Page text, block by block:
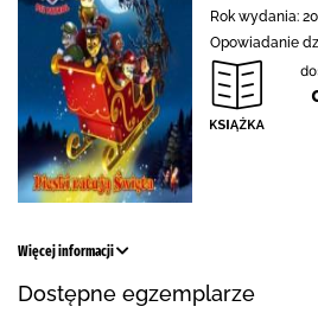
Rok wydania:
Opowiadanie
Więcej informacji
Dostępne egzemplarze